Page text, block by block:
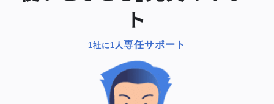
ト
1社に1人専任サポート